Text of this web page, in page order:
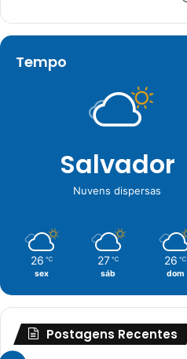
Tempo
Salvador
Nuvens dispersas
26 ℃
sex
27 ℃
sáb
26 ℃
dom
Postagens Recentes